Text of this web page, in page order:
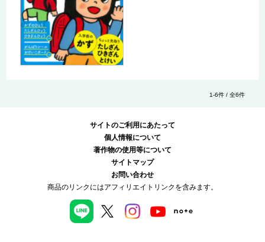
1-6件 / 全6件
サイトのご利用にあたって
個人情報について
著作物の使用等について
サイトマップ
お問い合わせ
商品のリンクにはアフィリエイトリンクを含みます。